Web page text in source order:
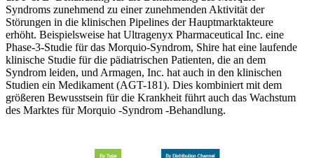
Syndroms zunehmend zu einer zunehmenden Aktivität der
Störungen in die klinischen Pipelines der Hauptmarktakteure
erhöht. Beispielsweise hat Ultragenyx Pharmaceutical Inc. eine
Phase-3-Studie für das Morquio-Syndrom, Shire hat eine laufende
klinische Studie für die pädiatrischen Patienten, die an dem
Syndrom leiden, und Armagen, Inc. hat auch in den klinischen
Studien ein Medikament (AGT-181). Dies kombiniert mit dem
größeren Bewusstsein für die Krankheit führt auch das Wachstum
des Marktes für Morquio -Syndrom -Behandlung.